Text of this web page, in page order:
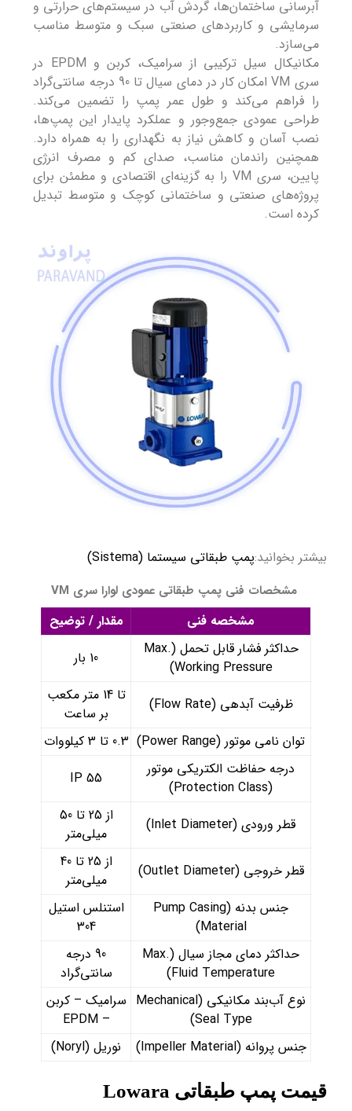
آبرسانی ساختمان‌ها، گردش آب در سیستم‌های حرارتی و
سرمایشی و کاربردهای صنعتی سبک و متوسط مناسب
می‌سازد.
مکانیکال سیل ترکیبی از سرامیک، کربن و EPDM در
سری VM امکان کار در دمای سیال تا 90 درجه سانتی‌گراد
را فراهم می‌کند و طول عمر پمپ را تضمین می‌کند.
طراحی عمودی جمع‌وجور و عملکرد پایدار این پمپ‌ها،
نصب آسان و کاهش نیاز به نگهداری را به همراه دارد.
همچنین راندمان مناسب، صدای کم و مصرف انرژی
پایین، سری VM را به گزینه‌ای اقتصادی و مطمئن برای
پروژه‌های صنعتی و ساختمانی کوچک و متوسط تبدیل
کرده است.
بیشتر بخوانید:پمپ طبقاتی سیستما (Sistema)
مشخصات فنی پمپ طبقاتی عمودی لوارا سری VM
مشخصه فنی
مقدار / توضیح
حداکثر فشار قابل تحمل (Max.
Working Pressure)
10 بار
ظرفیت آبدهی (Flow Rate)
تا 14 متر مکعب
بر ساعت
توان نامی موتور (Power Range)
0.3 تا 3 کیلووات
درجه حفاظت الکتریکی موتور
(Protection Class)
IP 55
قطر ورودی (Inlet Diameter)
از 25 تا 50
میلی‌متر
قطر خروجی (Outlet Diameter)
از 25 تا 40
میلی‌متر
جنس بدنه (Pump Casing
Material)
استنلس استیل
304
حداکثر دمای مجاز سیال (Max.
Fluid Temperature)
90 درجه
سانتی‌گراد
نوع آب‌بند مکانیکی (Mechanical
Seal Type)
سرامیک – کربن
– EPDM
جنس پروانه (Impeller Material)
نوریل (Noryl)
قیمت پمپ طبقاتی Lowara